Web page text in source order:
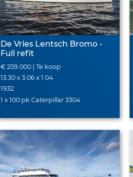
De Vries Lentsch Bromo -
Full refit
€ 259.000 | Te koop
13.30 x 3.06 x 1.04
1932
1 x 100 pk Caterpillar 3304